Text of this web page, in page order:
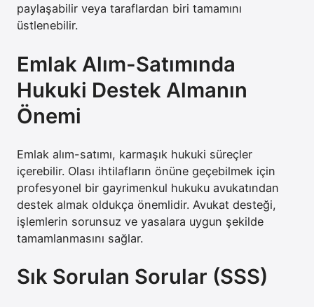
paylaşabilir veya taraflardan biri tamamını
üstlenebilir.
Emlak Alım-Satımında
Hukuki Destek Almanın
Önemi
Emlak alım-satımı, karmaşık hukuki süreçler
içerebilir. Olası ihtilafların önüne geçebilmek için
profesyonel bir gayrimenkul hukuku avukatından
destek almak oldukça önemlidir. Avukat desteği,
işlemlerin sorunsuz ve yasalara uygun şekilde
tamamlanmasını sağlar.
Sık Sorulan Sorular (SSS)